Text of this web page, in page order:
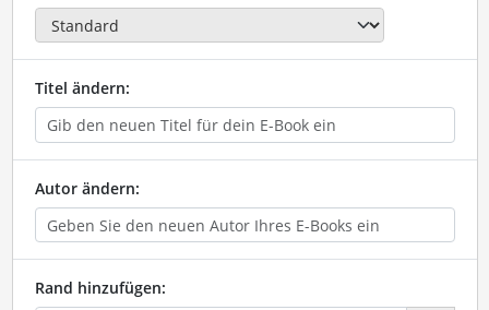
Titel ändern:
Autor ändern:
Rand hinzufügen: